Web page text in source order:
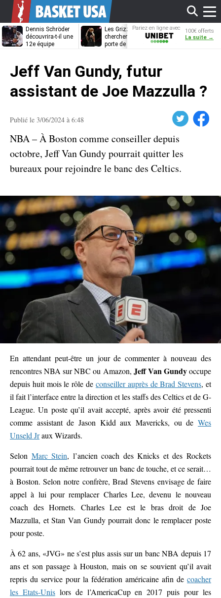
Dennis Schröder
découvrira-t-il une
12e équipe
Les Grizzlies
cherchent déjà une
porte de sortie
Dwane Casey
bientôt coach
Pariez en ligne avec
Unibet
100€ offerts
La suite →
Jeff Van Gundy, futur
assistant de Joe Mazzulla ?
Publié le 3/06/2024 à 6:48 Facebook
NBA – À Boston comme conseiller depuis
octobre, Jeff Van Gundy pourrait quitter les
bureaux pour rejoindre le banc des Celtics.
En attendant peut-être un jour de commenter à nouveau des
rencontres NBA sur NBC ou Amazon, Jeff Van Gundyoccupe
depuis huit mois le rôle de conseiller auprès de Brad Stevens, et
il fait l’interface entre la direction et les staffs des Celtics et de G-
League. Un poste qu’il avait accepté, après avoir été pressenti
comme assistant de Jason Kidd aux Mavericks, ou de Wes
Unseld Jraux Wizards.
Selon Marc Stein, l’ancien coach des Knicks et des Rockets
pourrait tout de même retrouver un banc de touche, et ce serait…
à Boston. Selon notre confrère, Brad Stevens envisage de faire
appel à lui pour remplacer Charles Lee, devenu le nouveau
coach des Hornets. Charles Lee est le bras droit de Joe
Mazzulla, et Stan Van Gundy pourrait donc le remplacer poste
pour poste.
À 62 ans, «JVG» ne s’est plus assis sur un banc NBA depuis 17
ans et son passage à Houston, mais on se souvient qu’il avait
repris du service pour la fédération américaine afin de coacher
les Etats-Unislors de l’AmericaCup en 2017 puis pour les